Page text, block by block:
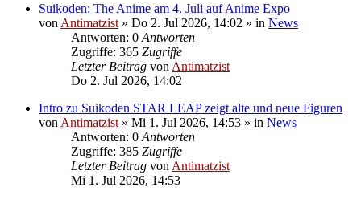
Suikoden: The Anime am 4. Juli auf Anime Expo
von Antimatzist » Do 2. Jul 2026, 14:02 » in News
Antworten: 0 Antworten
Zugriffe: 365 Zugriffe
Letzter Beitrag von Antimatzist
Do 2. Jul 2026, 14:02
Intro zu Suikoden STAR LEAP zeigt alte und neue Figuren
von Antimatzist » Mi 1. Jul 2026, 14:53 » in News
Antworten: 0 Antworten
Zugriffe: 385 Zugriffe
Letzter Beitrag von Antimatzist
Mi 1. Jul 2026, 14:53